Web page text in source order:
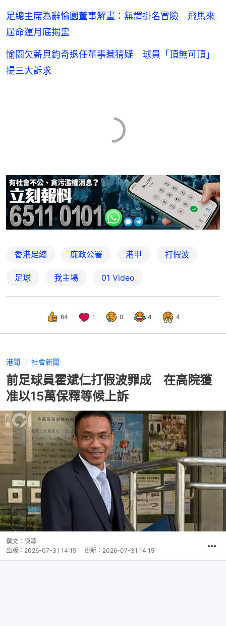
足總主席為辭愉園董事解畫：無謂掛名冒險 飛馬來
屆命運月底揭盅
愉園欠薪貝鈞奇退任董事惹猜疑 球員「頂無可頂」
提三大訴求
香港足總 廉政公署 港甲 打假波
足球 我主場 01 Video
64 1 0 4 4
港聞 社會新聞
前足球員霍斌仁打假波罪成 在高院獲
准以15萬保釋等候上訴
撰文： 陳蓉
出版： 2026-07-31 14:15 更新： 2026-07-31 14:15